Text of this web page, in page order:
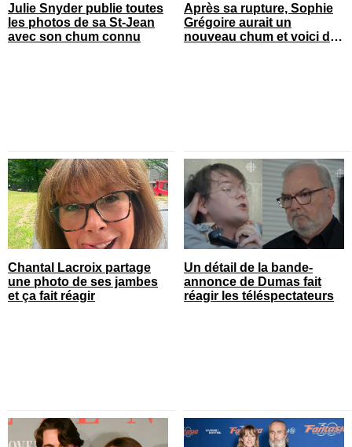
Julie Snyder publie toutes
les photos de sa St-Jean
avec son chum connu
Après sa rupture, Sophie
Grégoire aurait un
nouveau chum et voici de
Chantal Lacroix partage
une photo de ses jambes
et ça fait réagir
Un détail de la bande-
annonce de Dumas fait
réagir les téléspectateurs